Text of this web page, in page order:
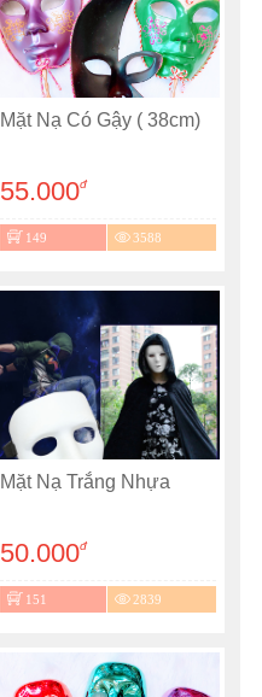
Mặt Nạ Có Gậy ( 38cm)
55.000đ
149 3588
Mặt Nạ Trắng Nhựa
50.000đ
151 2839